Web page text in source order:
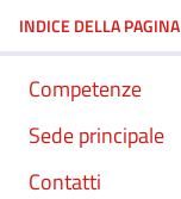
INDICE DELLA PAGINA
Competenze
Sede principale
Contatti